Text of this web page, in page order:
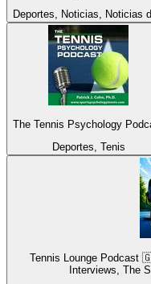
Deportes, Noticias, Noticias
The Tennis Psychology
Deportes, Tenis
Tennis Lounge
Interviews, The